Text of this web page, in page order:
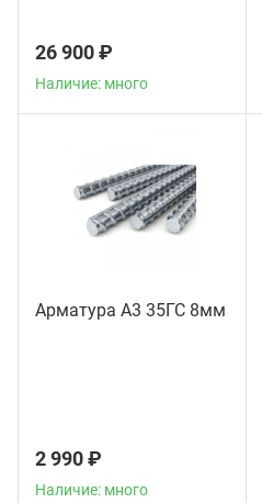
26 900 ₽
Наличие: много
Арматура А3 35ГС 8мм
2 990 ₽
Наличие: много